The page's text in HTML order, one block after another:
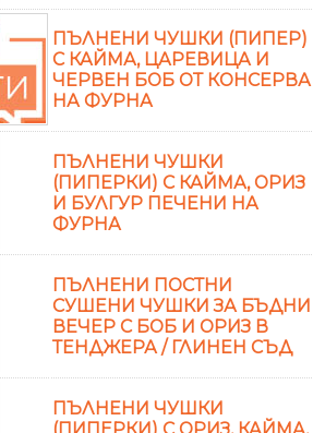
ПЪЛНЕНИ ЧУШКИ (ПИПЕР)
С КАЙМА, ЦАРЕВИЦА И
ЧЕРВЕН БОБ ОТ КОНСЕРВА
НА ФУРНА
ПЪЛНЕНИ ЧУШКИ
(ПИПЕРКИ) С КАЙМА, ОРИЗ
И БУЛГУР ПЕЧЕНИ НА
ФУРНА
ПЪЛНЕНИ ПОСТНИ
СУШЕНИ ЧУШКИ ЗА БЪДНИ
ВЕЧЕР С БОБ И ОРИЗ В
ТЕНДЖЕРА / ГЛИНЕН СЪД
ПЪЛНЕНИ ЧУШКИ